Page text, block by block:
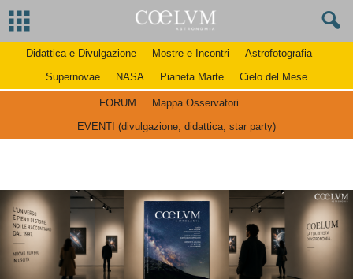
Didattica e Divulgazione Mostre e Incontri
Astrofotografia
Supernovae
NASA Pianeta Marte Cielo del Mese
FORUM
Mappa Osservatori
EVENTI (divulgazione, didattica, star party)